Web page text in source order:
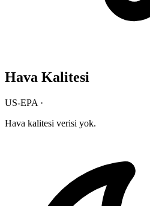
Hava Kalitesi
US-EPA ·
Hava kalitesi verisi yok.